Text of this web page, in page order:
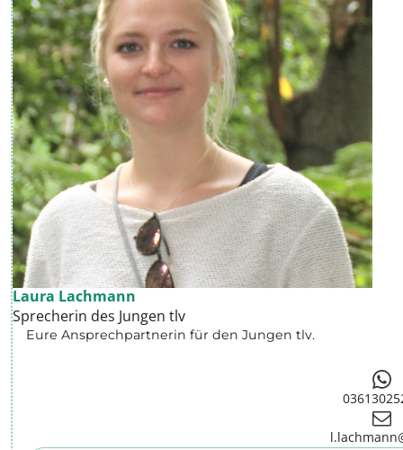
Laura Lachmann
Sprecherin des Jungen tlv
Eure Ansprechpartnerin für den Jungen tlv.